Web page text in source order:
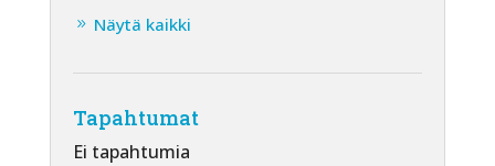
Näytä kaikki
Tapahtumat
Ei tapahtumia